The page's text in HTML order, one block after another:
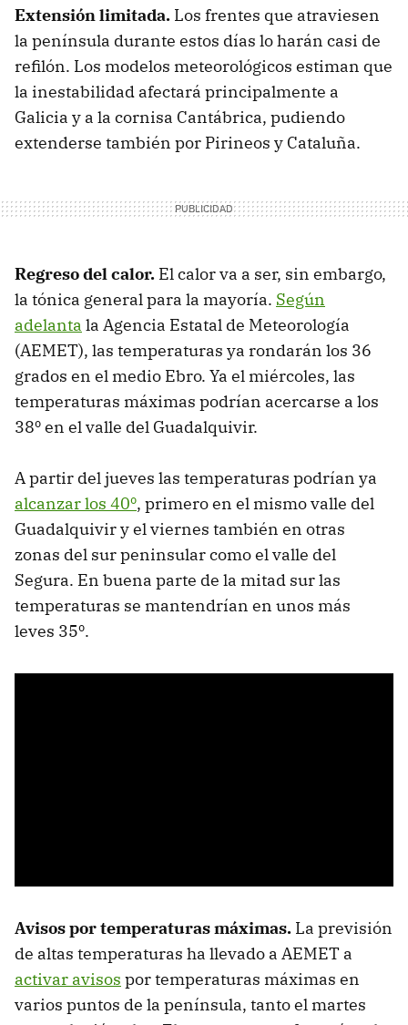
Extensión limitada. Los frentes que atraviesen
la península durante estos días lo harán casi de
refilón. Los modelos meteorológicos estiman que
la inestabilidad afectará principalmente a
Galicia y a la cornisa Cantábrica, pudiendo
extenderse también por Pirineos y Cataluña.
Regreso del calor. El calor va a ser, sin embargo,
la tónica general para la mayoría. Según
adelanta la Agencia Estatal de Meteorología
(AEMET), las temperaturas ya rondarán los 36
grados en el medio Ebro. Ya el miércoles, las
temperaturas máximas podrían acercarse a los
38º en el valle del Guadalquivir.
A partir del jueves las temperaturas podrían ya
alcanzar los 40º, primero en el mismo valle del
Guadalquivir y el viernes también en otras
zonas del sur peninsular como el valle del
Segura. En buena parte de la mitad sur las
temperaturas se mantendrían en unos más
leves 35º.
Avisos por temperaturas máximas. La previsión
de altas temperaturas ha llevado a AEMET a
activar avisos por temperaturas máximas en
varios puntos de la península, tanto el martes